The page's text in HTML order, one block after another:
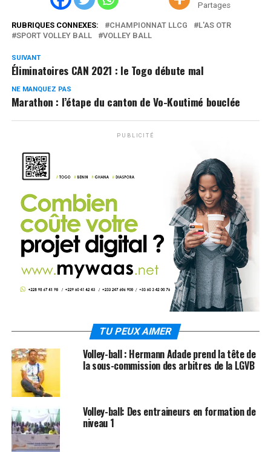
Partages
RUBRIQUES CONNEXES: CHAMPIONNAT LLCG
L'AS OTR
SPORT VOLLEY BALL
VOLLEY BALL
SUIVANT
Éliminatoires CAN 2021 : le Togo débute mal
NE MANQUEZ PAS
Marathon : l’étape du canton de Vo-Koutimé bouclée
PUBLICITÉ
TU PEUX AIMER
Volley-ball : Hermann Adade prend la tête de
la sous-commission des arbitres de la LGVB
Volley-ball: Des entraineurs en formation de
niveau 1